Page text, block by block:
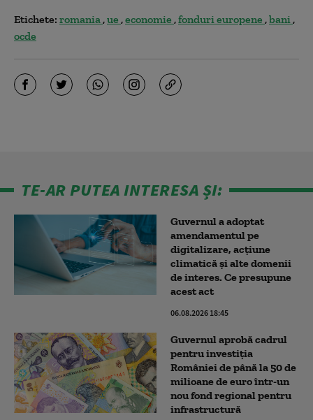
Etichete: romania ue economie fonduri europene bani
ocde
TE-AR PUTEA INTERESA ȘI:
Guvernul a adoptat
amendamentul pe
digitalizare, acțiune
climatică şi alte domenii
de interes. Ce presupune
acest act
06.08.2026 18:45
Guvernul aprobă cadrul
pentru investiția
României de până la 50 de
milioane de euro într-un
nou fond regional pentru
infrastructură